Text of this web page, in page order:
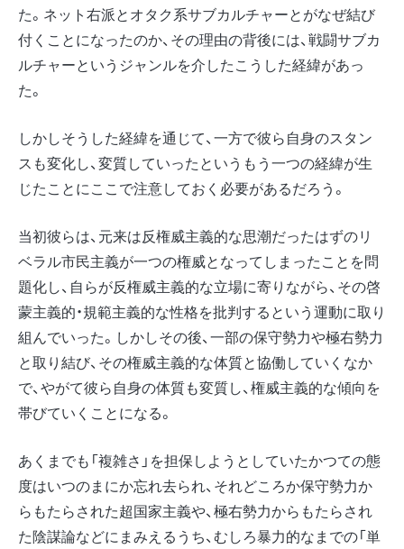
た。ネット右派とオタク系サブカルチャーとがなぜ結び
付くことになったのか、その理由の背後には、戦闘サブカ
ルチャーというジャンルを介したこうした経緯があっ
た。
しかしそうした経緯を通じて、一方で彼ら自身のスタン
スも変化し、変質していったというもう一つの経緯が生
じたことにここで注意しておく必要があるだろう。
当初彼らは、元来は反権威主義的な思潮だったはずのリ
ベラル市民主義が一つの権威となってしまったことを問
題化し、自らが反権威主義的な立場に寄りながら、その啓
蒙主義的・規範主義的な性格を批判するという運動に取り
組んでいった。しかしその後、一部の保守勢力や極右勢力
と取り結び、その権威主義的な体質と協働していくなか
で、やがて彼ら自身の体質も変質し、権威主義的な傾向を
帯びていくことになる。
あくまでも「複雑さ」を担保しようとしていたかつての態
度はいつのまにか忘れ去られ、それどころか保守勢力か
らもたらされた超国家主義や、極右勢力からもたらされ
た陰謀論などにまみえるうち、むしろ暴力的なまでの「単